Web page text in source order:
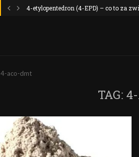
4-etylopentedron (4-EPD) – co to za
4-aco-dmt
TAG: